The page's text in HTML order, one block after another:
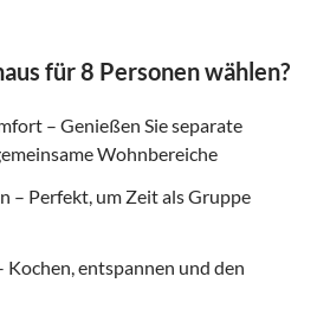
für 8 Personen wählen?
– Genießen Sie separate
Wohnbereiche
– Perfekt, um Zeit als Gruppe
Kochen, entspannen und den